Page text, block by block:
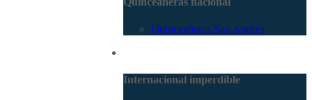
Quinceañeras San Andrés
Internacional imperdible